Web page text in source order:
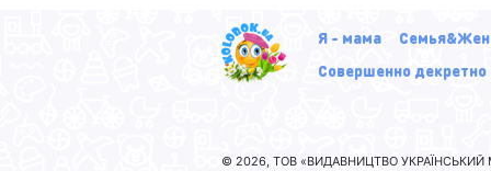
Я - мама
Совершенно декретно
© 2026, ТОВ «ВИДАВНИЦТВО УКРАЇНСЬКИЙ